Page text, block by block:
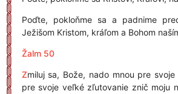
Poďte, pokloňme sa a padnime
Ježišom Kristom, kráľom a Bohom
Žalm 50
Zmiluj sa, Bože, nado mnou pre
pre svoje veľké zľutovanie znič moju